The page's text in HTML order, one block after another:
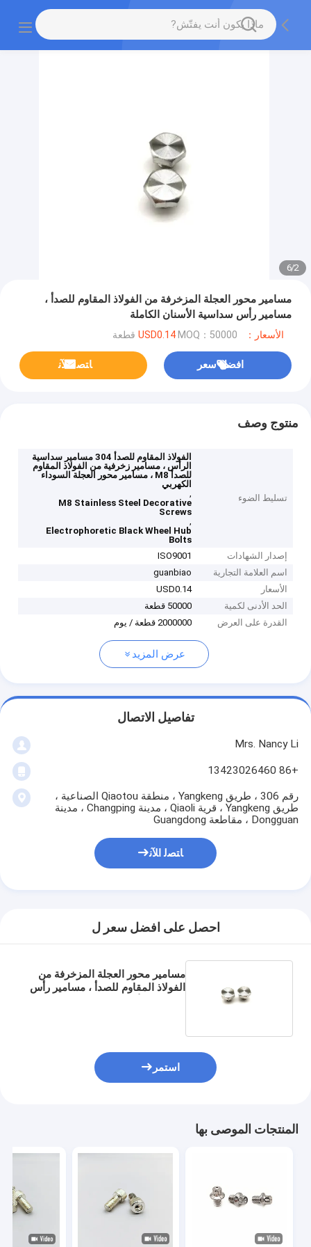
2
/
6
مسامير محور العجلة المزخرفة من الفولاذ المقاوم للصدأ ،
مسامير رأس سداسية الأسنان الكاملة
الأسعار：USD0.14 MOQ：50000 قطعة
افضل سعر ﺎﺘﺼﻟ ﺍﻶﻧ
منتوج وصف
تسليط الضوء
الفولاذ المقاوم للصدأ 304 مسامير سداسية
الرأس ، مسامير زخرفية من الفولاذ المقاوم
للصدأ M8 ، مسامير محور العجلة السوداء
الكهربي
,
M8 Stainless Steel Decorative
Screws
,
Electrophoretic Black Wheel Hub
Bolts
إصدار الشهادات
ISO9001
اسم العلامة التجارية
guanbiao
الأسعار
USD0.14
الحد الأدنى لكمية
50000 قطعة
القدرة على العرض
2000000 قطعة / يوم
عرض المزيد
تفاصيل الاتصال
Mrs. Nancy Li
+86 13423026460
رقم 306 ، طريق Yangkeng ، منطقة Qiaotou الصناعية ،
طريق Yangkeng ، قرية Qiaoli ، مدينة Changping ، مدينة
Dongguan ، مقاطعة Guangdong
ﺎﺘﺼﻟ ﺍﻶﻧ
احصل على افضل سعر ل
مسامير محور العجلة المزخرفة من
الفولاذ المقاوم للصدأ ، مسامير رأس
استمر
المنتجات الموصى بها